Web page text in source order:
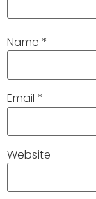
Name *
Email *
Website